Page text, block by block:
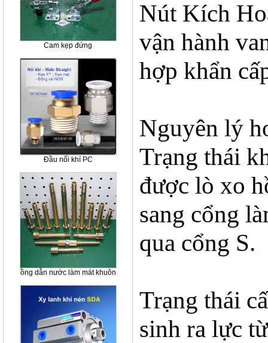
Cam kẹp đứng
Đầu nối khí PC
ồng dẫn nước làm mát khuôn
Nút Kích
vận hành
hợp khẩn
Nguyên lý
Trạng thái
được lò xo
sang cổng
qua cổng S.
Trạng thái
sinh ra lực